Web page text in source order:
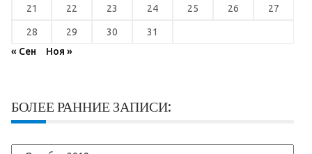
21 22 23 24 25 26 27
28 29 30
31
« Сен
Ноя »
БОЛЕЕ РАННИЕ ЗАПИСИ:
Более